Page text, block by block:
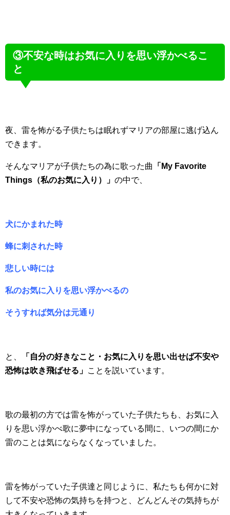
③不安な時はお気に入りを思い浮かべるこ
と
夜、雷を怖がる子供たちは眠れずマリアの部屋に逃げ込ん
できます。
そんなマリアが子供たちの為に歌った曲
「My Favorite
Things（私のお気に入り）」 の中で、
犬にかまれた時
蜂に刺された時
悲しい時には
私のお気に入りを思い浮かべるの
そうすれば気分は元通り
と、
「自分の好きなこと・お気に入りを思い出せば不安や
恐怖は吹き飛ばせる」 ことを説いています。
歌の最初の方では雷を怖がっていた子供たちも、お気に入
りを思い浮かべ歌に夢中になっている間に、いつの間にか
雷のことは気にならなくなっていました。
雷を怖がっていた子供達と同じように、私たちも何かに対
して不安や恐怖の気持ちを持つと、どんどんその気持ちが